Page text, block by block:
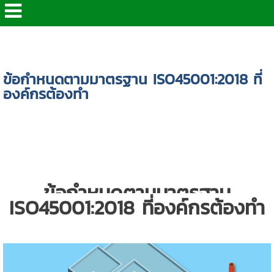
ข้อกำหนดตามมาตรฐาน ISO45001:2018 ที่
องค์กรต้องทำ
ข้อกำหนดตามมาตรฐาน
ISO45001:2018 ที่องค์กรต้องทำ